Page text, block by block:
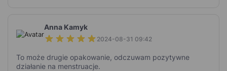
Anna Kamyk
2024-08-31 09:42
To może drugie opakowanie, odczuwam pozytywne
działanie na menstruacje.